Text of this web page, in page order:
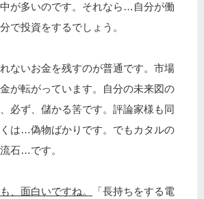
中が多いのです。それなら…自分が働
で投資をするでしょう。
ないお金を残すのが普通です。市場
が転がっています。自分の未来図の
必ず、儲かる筈です。評論家様も同
は…偽物ばかりです。でもカタルの
石…です。
、面白いですね。 「長持ちをする電